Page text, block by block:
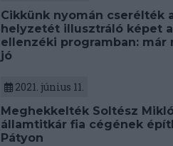
Cikkünk nyomán cserélték
helyzetét illusztráló képet
ellenzéki programban: már
jó
2021. június 11.
Meghekkelték Soltész
államtitkár fia cégének
Pátyon